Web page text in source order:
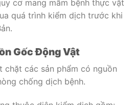
cơ mang mầm bệnh thực vật
quá trình kiểm dịch trước khi
Gốc Động Vật
chặt các sản phẩm có nguồn
chống dịch bệnh.